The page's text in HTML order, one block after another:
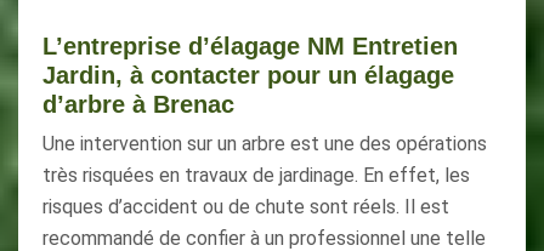
L’entreprise d’élagage NM Entretien
Jardin, à contacter pour un élagage
d’arbre à Brenac
Une intervention sur un arbre est une des opérations
très risquées en travaux de jardinage. En effet, les
risques d’accident ou de chute sont réels. Il est
recommandé de confier à un professionnel une telle